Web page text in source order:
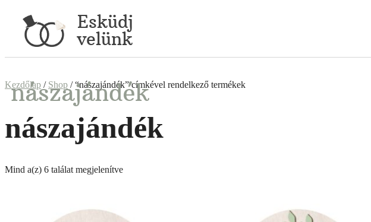
Esküdj
velünk
nászajándék
Kezdőlap / Shop / “nászajándék” címkével rendelkező termékek
nászajándék
Mind a(z) 6 találat megjelenítve